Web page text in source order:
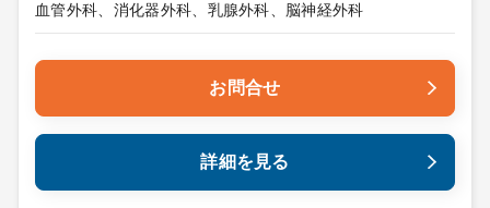
血管外科、消化器外科、乳腺外科、脳神経外科
お問合せ
詳細を見る